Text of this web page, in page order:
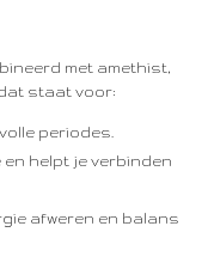
met amethist,
staat voor:
periodes.
en helpt je verbinden
afweren en balans